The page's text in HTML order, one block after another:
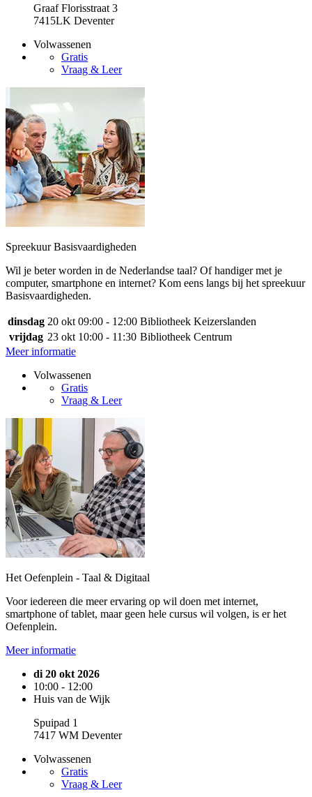
Graaf Florisstraat 3
7415LK Deventer
Volwassenen
Gratis
Vraag & Leer
Spreekuur Basisvaardigheden
Wil je beter worden in de Nederlandse taal? Of handiger met je
computer, smartphone en internet? Kom eens langs bij het spreekuur
Basisvaardigheden.
dinsdag 20 okt 09:00 - 12:00 Bibliotheek Keizerslanden
vrijdag 23 okt 10:00 - 11:30 Bibliotheek Centrum
Meer informatie
Volwassenen
Gratis
Vraag & Leer
Het Oefenplein - Taal & Digitaal
Voor iedereen die meer ervaring op wil doen met internet,
smartphone of tablet, maar geen hele cursus wil volgen, is er het
Oefenplein.
Meer informatie
di 20 okt 2026
10:00 - 12:00
Huis van de Wijk
Spuipad 1
7417 WM Deventer
Volwassenen
Gratis
Vraag & Leer